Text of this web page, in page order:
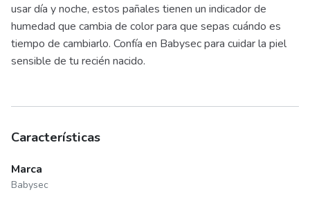
usar día y noche, estos pañales tienen un indicador de
humedad que cambia de color para que sepas cuándo es
tiempo de cambiarlo. Confía en Babysec para cuidar la piel
sensible de tu recién nacido.
Características
Marca
Babysec